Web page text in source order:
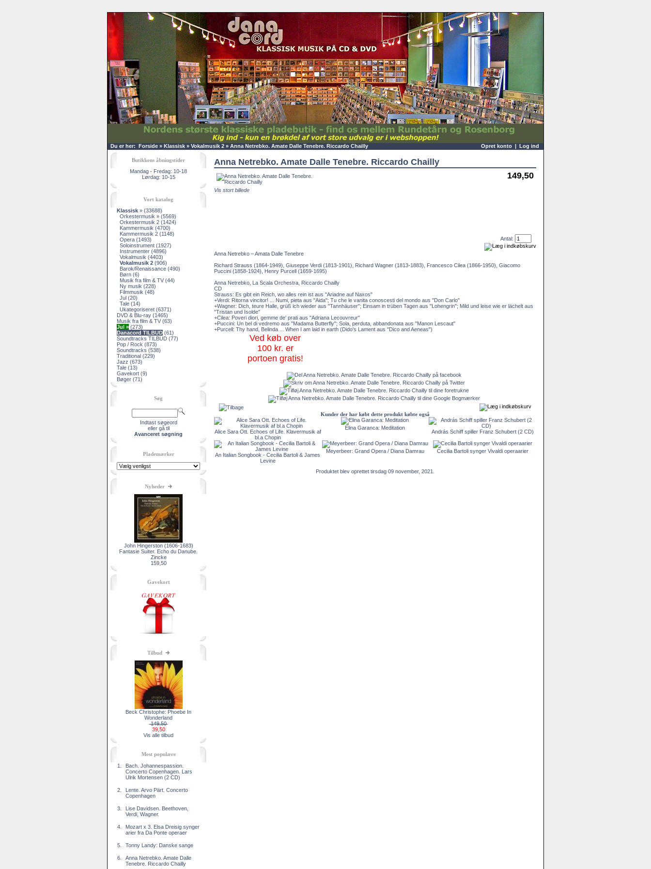
Du er her: Forside » Klassisk » Vokalmusik 2 » Anna Netrebko. Amate Dalle Tenebre. Riccardo Chailly Opret konto | Log ind
Butikkens åbningstider
Mandag - Fredag: 10-18
Lørdag: 10-15
Vort katalog
Klassisk » (33688)
Orkestermusik » (5569)
Orkestermusik 2 (1424)
Kammermusik (4700)
Kammermusik 2 (1148)
Opera (1493)
Soloinstrument (1927)
Instrumenter (4896)
Vokalmusik (4403)
Vokalmusik 2 (906)
Barok/Renaissance (490)
Børn (6)
Musik fra film & TV (44)
Ny musik (228)
Filmmusik (48)
Jul (20)
Tale (14)
Ukategoriseret (6371)
DVD & Blu-ray (1465)
Musik fra film & TV (63)
Jul » (273)
Danacord TILBUD (61)
Soundtracks TILBUD (77)
Pop / Rock (873)
Soundtracks (538)
Traditional (229)
Jazz (673)
Tale (13)
Gavekort (9)
Bøger (71)
Søg
Indtast søgeord
eller gå til
Avanceret søgning
Plademærker
Nyheder
John Hingerston (1606-1683)
Fantasie Suiter. Echo du Danube.
Zincke
159,50
Gavekort
Tilbud
Beck Christophe: Phoebe In
Wonderland
149,50
39,50
Vis alle tilbud
Mest populære
1.
Bach. Johannespassion.
Concerto Copenhagen. Lars
Ulrik Mortensen (2 CD)
2.
Lente. Arvo Pärt. Concerto
Copenhagen
3.
Lise Davidsen. Beethoven,
Verdi, Wagner.
4.
Mozart x 3. Elsa Dreisig synger
arier fra Da Ponte operaer
5. Tonny Landy: Danske sange
6.
Anna Netrebko. Amate Dalle
Tenebre. Riccardo Chailly
Anna Netrebko. Amate Dalle Tenebre. Riccardo Chailly
Vis stort billede
149,50
Antal:
Anna Netrebko – Amata Dalle Tenebre
Richard Strauss (1864-1949), Giuseppe Verdi (1813-1901), Richard Wagner (1813-1883), Francesco Cilea (1866-1950), Giacomo
Puccini (1858-1924), Henry Purcell (1659-1695)
Anna Netrebko, La Scala Orchestra, Riccardo Chailly
CD
Strauss: Es gibt ein Reich, wo alles rein ist aus "Ariadne auf Naxos"
+Verdi: Ritorna vincitor! ... Numi, pieta aus "Aida"; Tu che le vanita conoscesti del mondo aus "Don Carlo"
+Wagner: Dich, teure Halle, grüß ich wieder aus "Tannhäuser"; Einsam in trüben Tagen aus "Lohengrin"; Mild und leise wie er lächelt aus
"Tristan und Isolde"
+Cilea: Poveri diori, gemme de' prati aus "Adriana Lecouvreur"
+Puccini: Un bel di vedremo aus "Madama Butterfly"; Sola, perduta, abbandonata aus "Manon Lescaut"
+Purcell: Thy hand, Belinda ... When I am laid in earth (Dido's Lament aus "Dico and Aeneas")
Ved køb over
100 kr. er
portoen gratis!
Kunder der har købt dette produkt købte også
Alice Sara Ott. Echoes of Life. Klavermusik af
bl.a Chopin
Elina Garanca: Meditation
András Schiff spiller Franz Schubert (2 CD)
An Italian Songbook - Cecilia Bartoli & James
Levine
Meyerbeer: Grand Opera / Diana Damrau Cecilia Bartoli synger Vivaldi operaarier
Produktet blev oprettet tirsdag 09 november, 2021.